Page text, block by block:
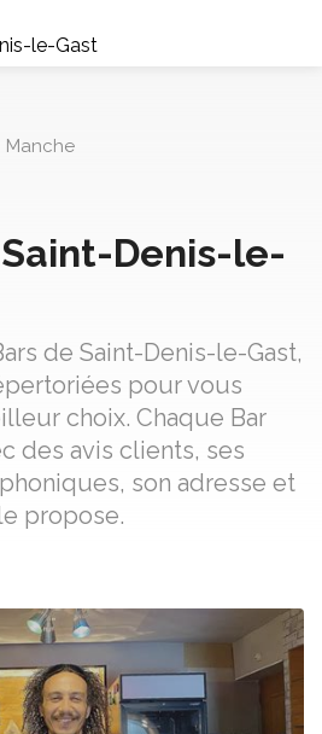
le-Gast
Manche
Denis-le-
de Saint-Denis-le-Gast,
pour vous
choix. Chaque Bar
des avis clients, ses
son adresse et
propose.